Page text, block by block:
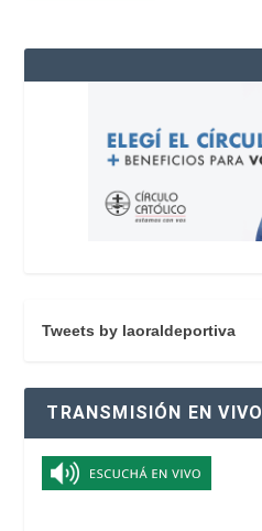
Tweets by laoraldeportiva
TRANSMISIÓN EN VIVO